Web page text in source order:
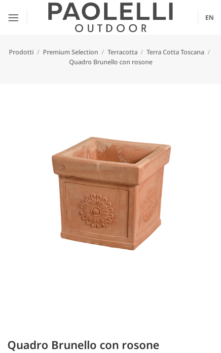
EN
Prodotti / Premium Selection / Terracotta / Terra Cotta Toscana /
Quadro Brunello con rosone
Quadro Brunello con rosone